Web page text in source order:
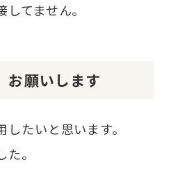
てません。
お願いします
たいと思います。
。